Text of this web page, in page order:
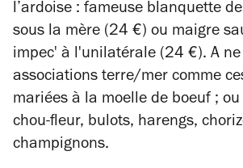
l’ardoise : fameuse blanquette
sous la mère (24 €) ou maigre
impec' à l'unilatérale (24 €). A
associations terre/mer comme
mariées à la moelle de boeuf ;
chou-fleur, bulots, harengs,
champignons.